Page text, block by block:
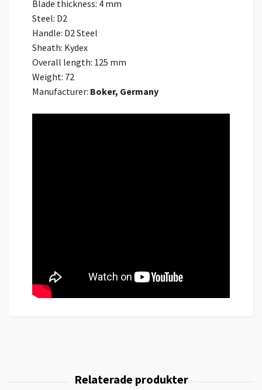
Blade thickness: 4 mm
Steel: D2
Handle: D2 Steel
Sheath: Kydex
Overall length: 125 mm
Weight: 72
Manufacturer: Boker, Germany